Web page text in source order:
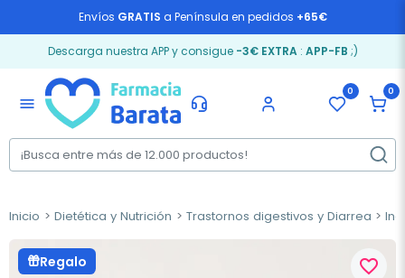
Envíos GRATIS a Península en pedidos +65€
Descarga nuestra APP y consigue -3€ EXTRA: APP-FB ;)
menu
0 0
Inicio Dietética y Nutrición Trastornos digestivos y Diarrea
Regalo favorite_border